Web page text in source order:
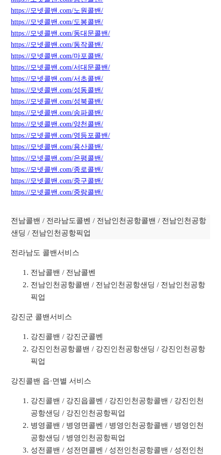
https://모넷콜밴.com/노원콜밴/
https://모넷콜밴.com/도봉콜밴/
https://모넷콜밴.com/동대문콜밴/
https://모넷콜밴.com/동작콜밴/
https://모넷콜밴.com/마포콜밴/
https://모넷콜밴.com/서대문콜밴/
https://모넷콜밴.com/서초콜밴/
https://모넷콜밴.com/성동콜밴/
https://모넷콜밴.com/성북콜밴/
https://모넷콜밴.com/송파콜밴/
https://모넷콜밴.com/양천콜밴/
https://모넷콜밴.com/영등포콜밴/
https://모넷콜밴.com/용산콜밴/
https://모넷콜밴.com/은평콜밴/
https://모넷콜밴.com/종로콜밴/
https://모넷콜밴.com/중구콜밴/
https://모넷콜밴.com/중랑콜밴/
전남콜밴 / 전라남도콜벤 / 전남인천공항콜밴 / 전남인천공항
샌딩 / 전남인천공항픽업
전라남도 콜밴서비스
전남콜밴 / 전남콜벤
전남인천공항콜밴 / 전남인천공항샌딩 / 전남인천공항
픽업
강진군 콜밴서비스
강진콜밴 / 강진군콜벤
강진인천공항콜밴 / 강진인천공항샌딩 / 강진인천공항
픽업
강진콜밴 읍·면별 서비스
강진콜밴 / 강진읍콜벤 / 강진인천공항콜밴 / 강진인천
공항샌딩 / 강진인천공항픽업
병영콜밴 / 병영면콜벤 / 병영인천공항콜밴 / 병영인천
공항샌딩 / 병영인천공항픽업
성전콜밴 / 성전면콜벤 / 성전인천공항콜밴 / 성전인천